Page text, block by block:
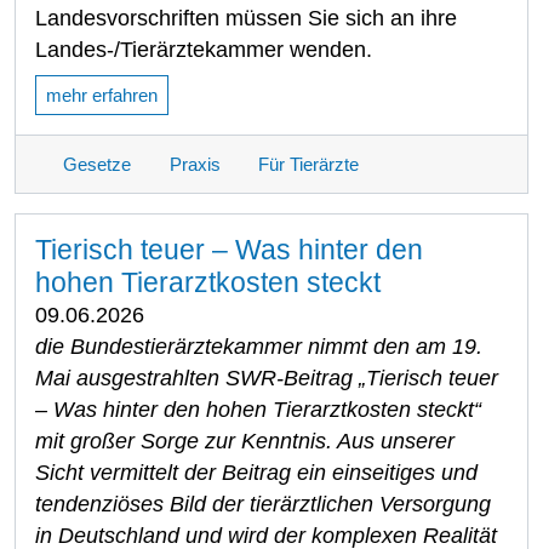
Landesvorschriften müssen Sie sich an ihre
Landes-/Tierärztekammer wenden.
mehr erfahren
Gesetze Praxis Für Tierärzte
Tierisch teuer – Was hinter den
hohen Tierarztkosten steckt
09.06.2026
die Bundestierärztekammer nimmt den am 19.
Mai ausgestrahlten SWR-Beitrag „Tierisch teuer
– Was hinter den hohen Tierarztkosten steckt“
mit großer Sorge zur Kenntnis. Aus unserer
Sicht vermittelt der Beitrag ein einseitiges und
tendenziöses Bild der tierärztlichen Versorgung
in Deutschland und wird der komplexen Realität